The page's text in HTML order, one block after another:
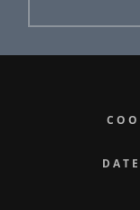
Persönlich bei
Wie kann
immer direkt